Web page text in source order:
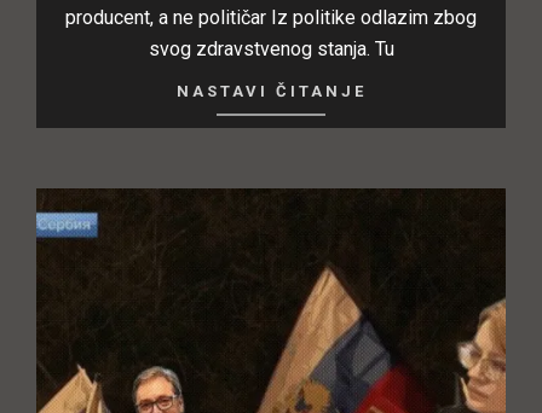
producent, a ne političar Iz politike odlazim zbog
svog zdravstvenog stanja. Tu
NASTAVI ČITANJE